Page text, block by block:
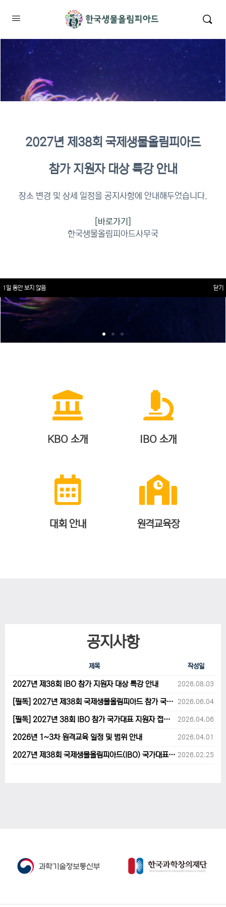
이수증명서 확인 바로가기
KBO 소개 IBO 소개
대회 안내 원격교육장
공지사항
제목 작성일
2027년 제38회 IBO 참가 지원자 대상 특강 안내 2026.08.03
[필독] 2027년 제38회 국제생물올림피아드 참가 국가대표 1차후보자 선발고사 범위 및 일정 안내 2026.06.04
[필독] 2027년 38회 IBO 참가 국가대표 지원자 접수 마감 및 원격교육 관련 공지사항 안내입니다. 2026.04.06
2026년 1~3차 원격교육 일정 및 범위 안내 2026.04.01
2027년 제38회 국제생물올림피아드(IBO) 국가대표 후보자 지원 안내 2026.02.25
2027년 제38회 국제생물올림피아드
참가 지원자 대상 특강 안내
장소 변경 및 상세 일정을 공지사항에 안내해두었습니다.
[바로가기]
한국생물올림피아드사무국
1일 동안 보지 않음 닫기